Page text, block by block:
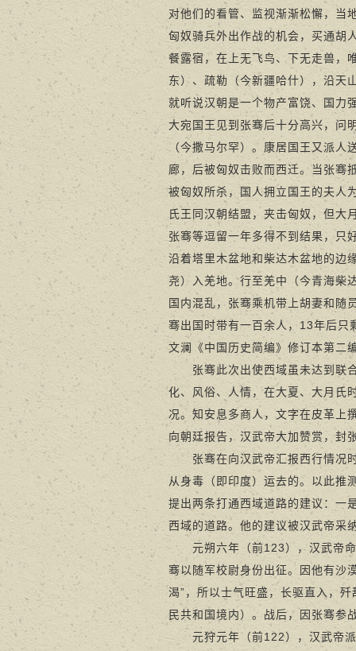
对他们的看管、监视渐渐松懈，当
匈奴骑兵外出作战的机会，买通胡
餐露宿，在上无飞鸟、下无走兽，
东）、疏勒（今新疆哈什），沿天
就听说汉朝是一个物产富饶、国力
大宛国王见到张骞后十分高兴，问
（今撒马尔罕）。康居国王又派
廊，后被匈奴击败而西迁。当张骞
被匈奴所杀，国人拥立国王的夫人
氏王同汉朝结盟，夹击匈奴，但大
张骞等逗留一年多得不到结果，只
沿着塔里木盆地和柴达木盆地的边
尧）入羌地。行至羌中（今青海柴
国内混乱，张骞乘机带上胡妻和随
骞出国时带有一百余人，13年后只
文澜《中国历史简编》修订本第二
张骞此次出使西域虽未达到联合
化、风俗、人情，在大夏、大月氏
况。知安息多商人，文字在皮革上
向朝廷报告，汉武帝大加赞赏，封
张骞在向汉武帝汇报西行情况时
从身毒（即印度）运去的。以此推
提出两条打通西域道路的建议：一
西域的道路。他的建议被汉武帝采
元朔六年（前123），汉武帝命
骞以随军校尉身份出征。因他有沙
渴”，所以士气旺盛，长驱直入，
民共和国境内）。战后，因张骞参
元狩元年（前122），汉武帝派